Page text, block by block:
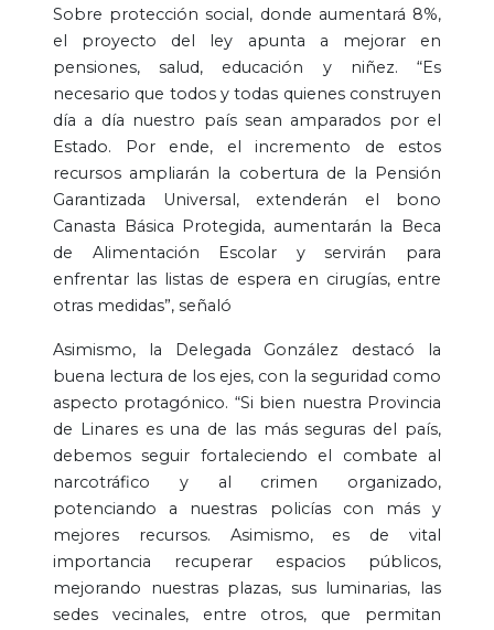
Sobre protección social, donde aumentará 8%,
el proyecto del ley apunta a mejorar en
pensiones, salud, educación y niñez. “Es
necesario que todos y todas quienes construyen
día a día nuestro país sean amparados por el
Estado. Por ende, el incremento de estos
recursos ampliarán la cobertura de la Pensión
Garantizada Universal, extenderán el bono
Canasta Básica Protegida, aumentarán la Beca
de Alimentación Escolar y servirán para
enfrentar las listas de espera en cirugías, entre
otras medidas”, señaló
Asimismo, la Delegada González destacó la
buena lectura de los ejes, con la seguridad como
aspecto protagónico. “Si bien nuestra Provincia
de Linares es una de las más seguras del país,
debemos seguir fortaleciendo el combate al
narcotráfico y al crimen organizado,
potenciando a nuestras policías con más y
mejores recursos. Asimismo, es de vital
importancia recuperar espacios públicos,
mejorando nuestras plazas, sus luminarias, las
sedes vecinales, entre otros, que permitan